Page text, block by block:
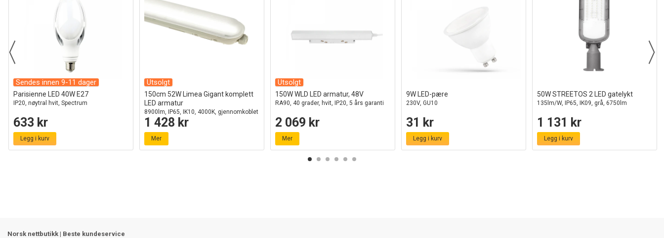
Sendes innen 9-11 dager
Parisienne LED 40W E27
IP20, nøytral hvit, Spectrum
633 kr
Legg i kurv
Utsolgt
150cm 52W Limea Gigant komplett
LED armatur
8900lm, IP65, IK10, 4000K, gjennomkoblet
1 428 kr
Mer
Utsolgt
150W WLD LED armatur, 48V
RA90, 40 grader, hvit, IP20, 5 års garanti
2 069 kr
Mer
9W LED-pære
230V, GU10
31 kr
Legg i kurv
50W STREETOS 2 LED gatelykt
135lm/W, IP65, IK09, grå, 6750lm
1 131 kr
Legg i kurv
Norsk nettbutikk | Beste kundeservice